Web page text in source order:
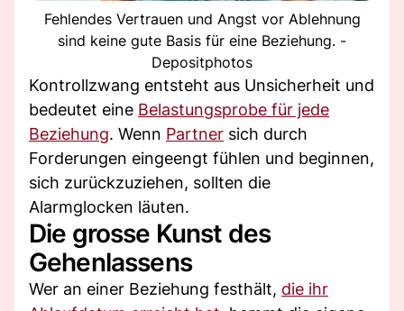
Fehlendes Vertrauen und Angst vor Ablehnung
sind keine gute Basis für eine Beziehung. -
Depositphotos
Kontrollzwang entsteht aus Unsicherheit und
bedeutet eine Belastungsprobe für jede
Beziehung. Wenn Partner sich durch
Forderungen eingeengt fühlen und beginnen,
sich zurückzuziehen, sollten die
Alarmglocken läuten.
Die grosse Kunst des
Gehenlassens
Wer an einer Beziehung festhält, die ihr